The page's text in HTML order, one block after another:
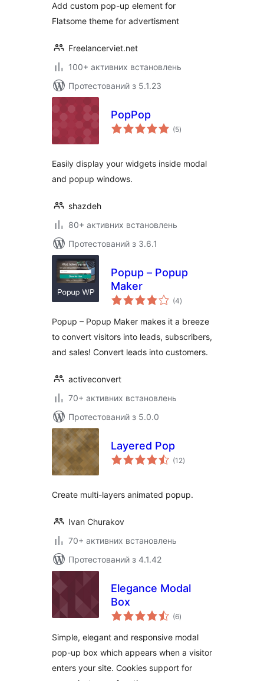
Add custom pop-up element for
Flatsome theme for advertisment
Freelancerviet.net
100+ активних встановлень
Протестований з 5.1.23
PopPop
(5загальний
рейтинг
)
Easily display your widgets inside modal
and popup windows.
shazdeh
80+ активних встановлень
Протестований з 3.6.1
Popup – Popup
Maker
(4загальний
рейтинг
)
Popup – Popup Maker makes it a breeze
to convert visitors into leads, subscribers,
and sales! Convert leads into customers.
activeconvert
70+ активних встановлень
Протестований з 5.0.0
Layered Pop
(12загальний
рейтинг
)
Create multi-layers animated popup.
Ivan Churakov
70+ активних встановлень
Протестований з 4.1.42
Elegance Modal
Box
(6загальний
рейтинг
)
Simple, elegant and responsive modal
pop-up box which appears when a visitor
enters your site. Cookies support for